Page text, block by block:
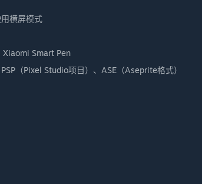
横屏模式
Xiaomi Smart Pen
（Pixel Studio项目）、ASE（Aseprite格式）